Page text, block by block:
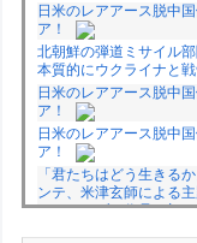
日米のレアアース脱中
ア！
北朝鮮の弾道ミサイル
本質的にウクライナと戦
日米のレアアース脱中
ア！
日米のレアアース脱中
ア！
「君たちはどう生きる
ンテ、米津玄師による
タジオジブリ作品で初
★【ワートリ】今月新